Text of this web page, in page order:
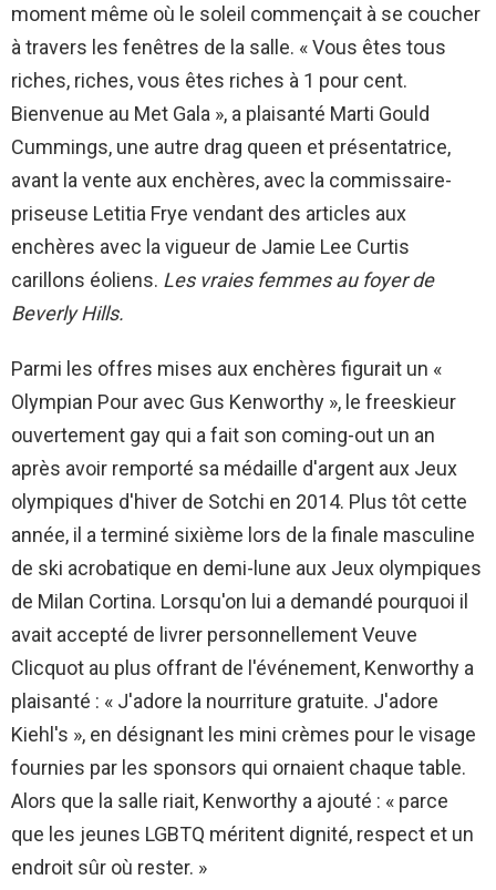
moment même où le soleil commençait à se coucher
à travers les fenêtres de la salle. « Vous êtes tous
riches, riches, vous êtes riches à 1 pour cent.
Bienvenue au Met Gala », a plaisanté Marti Gould
Cummings, une autre drag queen et présentatrice,
avant la vente aux enchères, avec la commissaire-
priseuse Letitia Frye vendant des articles aux
enchères avec la vigueur de Jamie Lee Curtis
carillons éoliens. Les vraies femmes au foyer de
Beverly Hills.
Parmi les offres mises aux enchères figurait un «
Olympian Pour avec Gus Kenworthy », le freeskieur
ouvertement gay qui a fait son coming-out un an
après avoir remporté sa médaille d'argent aux Jeux
olympiques d'hiver de Sotchi en 2014. Plus tôt cette
année, il a terminé sixième lors de la finale masculine
de ski acrobatique en demi-lune aux Jeux olympiques
de Milan Cortina. Lorsqu'on lui a demandé pourquoi il
avait accepté de livrer personnellement Veuve
Clicquot au plus offrant de l'événement, Kenworthy a
plaisanté : « J'adore la nourriture gratuite. J'adore
Kiehl's », en désignant les mini crèmes pour le visage
fournies par les sponsors qui ornaient chaque table.
Alors que la salle riait, Kenworthy a ajouté : « parce
que les jeunes LGBTQ méritent dignité, respect et un
endroit sûr où rester. »